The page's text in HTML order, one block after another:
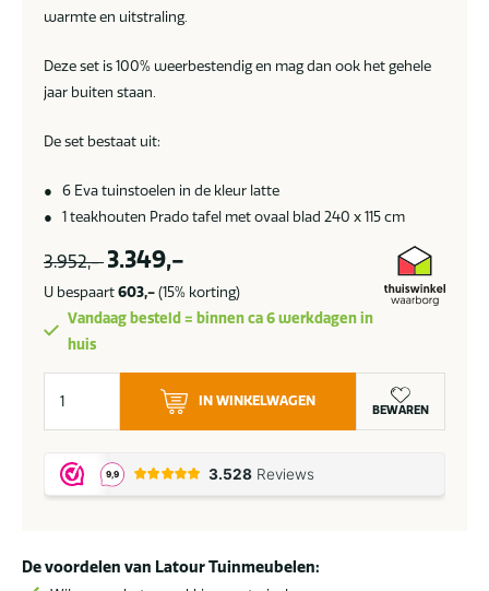
warmte en uitstraling.
Deze set is 100% weerbestendig en mag dan ook het gehele
jaar buiten staan.
De set bestaat uit:
● 6 Eva tuinstoelen in de kleur latte
● 1 teakhouten Prado tafel met ovaal blad 240 x 115 cm
3.952,- 3.349,-
U bespaart603,-(15% korting)
Vandaag besteld = binnen ca 6 werkdagen in
huis
4
Seasons
Eva
met
IN WINKELWAGEN
BEWAREN
De voordelen van Latour Tuinmeubelen: